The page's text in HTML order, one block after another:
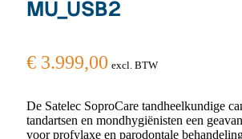
MU_USB2
€ 3.999,00 excl. BTW
De Satelec SoproCare tandheelkundige
tandartsen en mondhygiënisten een
voor profylaxe en parodontale